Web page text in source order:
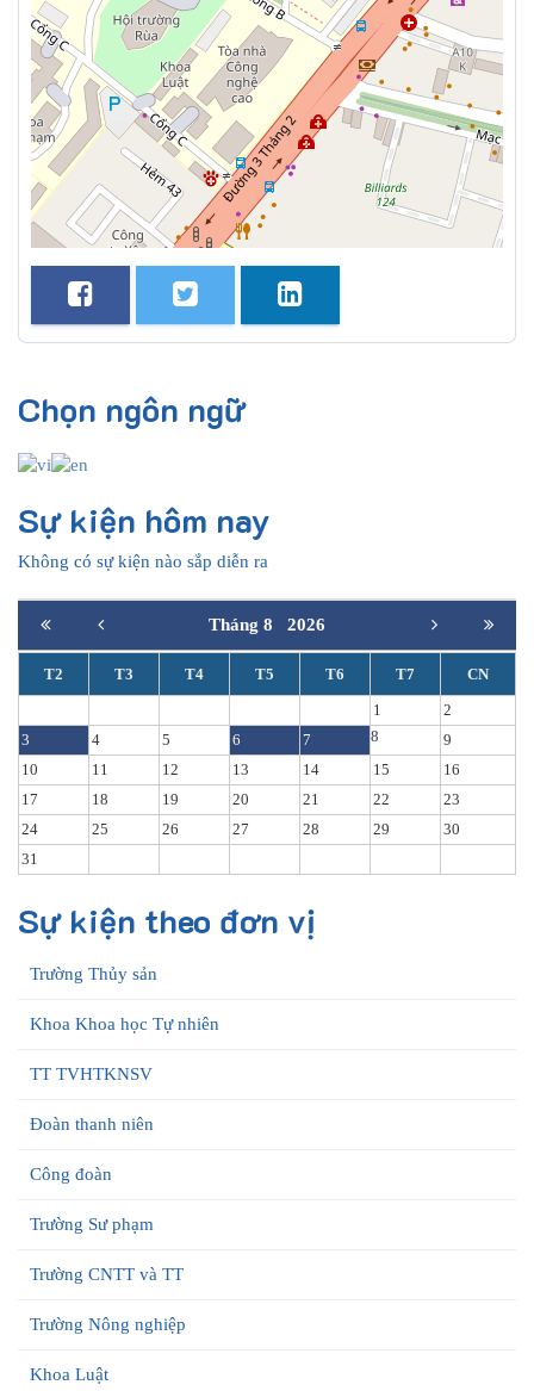
Chọn ngôn ngữ
Sự kiện hôm nay
Không có sự kiện nào sắp diễn ra
Tháng 8 2026
T2 T3 T4 T5 T6 T7
CN
1
2
3
4 5 6 7 8
9
10
11 12 13 14 15
16
17
18 19 20 21 22
23
24
25 26 27 28 29
30
31
Sự kiện theo đơn vị
Trường Thủy sản
Khoa Khoa học Tự nhiên
TT TVHTKNSV
Đoàn thanh niên
Công đoàn
Trường Sư phạm
Trường CNTT và TT
Trường Nông nghiệp
Khoa Luật